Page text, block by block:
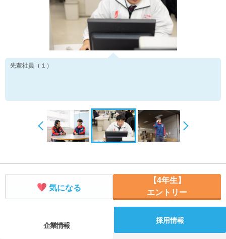
先輩社員（１）
気になる
【4年生】
エントリー
企業情報
採用情報